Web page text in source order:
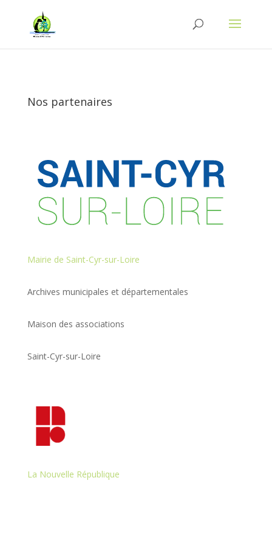
Nos partenaires
Mairie de Saint-Cyr-sur-Loire
Archives municipales et départementales
Maison des associations
Saint-Cyr-sur-Loire
La Nouvelle République